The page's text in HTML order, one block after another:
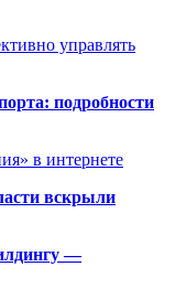
управлять
подробности
в интернете
вскрыли
—